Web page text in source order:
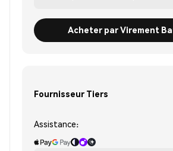
Acheter par Virement
Fournisseur Tiers
Assistance: